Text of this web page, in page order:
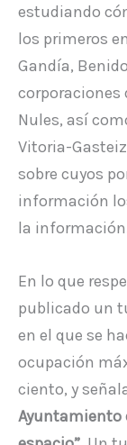
estudiando
los primeros
Gandía,
corporaciones
Nules, así
Vitoria-
sobre cuyos
información
la
En lo que
publicado un
en el que se
ocupación
ciento, y
Ayuntamiento